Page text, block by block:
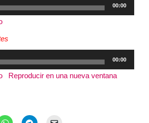
00:00
00:00
Reproducir en una nueva ventana